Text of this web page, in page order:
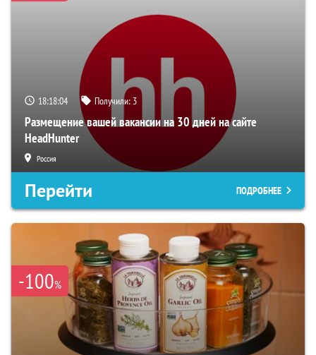
18:18:03 Получили: 3
Размещение вашей вакансии на 30 дней на сайте
HeadHunter
Россия
Перейти ПОДРОБНЕЕ
-100%